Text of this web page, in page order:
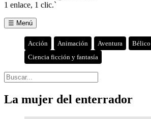
1 enlace, 1 clic.`
☰ Menú
Acción Animación Aventura Bélico
Ciencia ficción y fantasía
La mujer del enterrador